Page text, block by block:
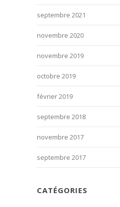
septembre 2021
novembre 2020
novembre 2019
octobre 2019
février 2019
septembre 2018
novembre 2017
septembre 2017
CATÉGORIES